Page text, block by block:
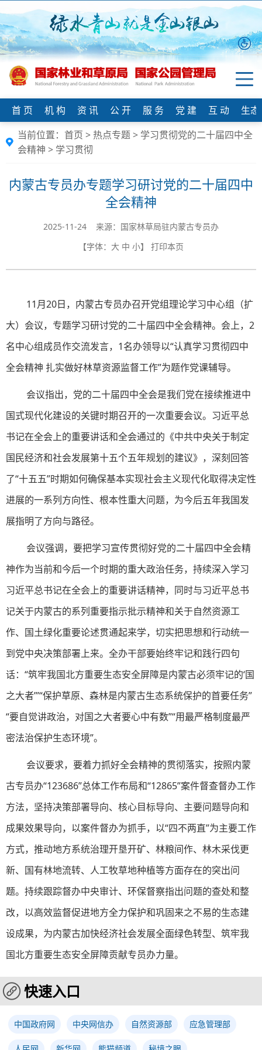
首 页 机 构 资 讯 公 开 服 务 党 建 互 动
生
当前位置： 首页 > 热点专题> 学习贯彻党的二十届四中全
会精神 > 学习贯彻
内蒙古专员办专题学习研讨党的二十届四中
全会精神
2025-11-24 来源：国家林草局驻内蒙古专员办
【字体： 大 中 小】 打印本页
11月20日，内蒙古专员办召开党组理论学习中心组（扩
大）会议，专题学习研讨党的二十届四中全会精神。会上，2
名中心组成员作交流发言，1名办领导以“认真学习贯彻四中
全会精神 扎实做好林草资源监督工作”为题作党课辅导。
会议指出，党的二十届四中全会是我们党在接续推进中
国式现代化建设的关键时期召开的一次重要会议。习近平总
书记在全会上的重要讲话和全会通过的《中共中央关于制定
国民经济和社会发展第十五个五年规划的建议》，深刻回答
了“十五五”时期如何确保基本实现社会主义现代化取得决定性
进展的一系列方向性、根本性重大问题，为今后五年我国发
展指明了方向与路径。
会议强调，要把学习宣传贯彻好党的二十届四中全会精
神作为当前和今后一个时期的重大政治任务，持续深入学习
习近平总书记在全会上的重要讲话精神，同时与习近平总书
记关于内蒙古的系列重要指示批示精神和关于自然资源工
作、国土绿化重要论述贯通起来学，切实把思想和行动统一
到党中央决策部署上来。全办干部要始终牢记和践行四句
话：“筑牢我国北方重要生态安全屏障是内蒙古必须牢记的‘国
之大者’”“保护草原、森林是内蒙古生态系统保护的首要任务”
“要自觉讲政治，对国之大者要心中有数”“用最严格制度最严
密法治保护生态环境”。
会议要求，要着力抓好全会精神的贯彻落实，按照内蒙
古专员办“123686”总体工作布局和“12865”案件督查督办工作
方法，坚持决策部署导向、核心目标导向、主要问题导向和
成果效果导向，以案件督办为抓手，以“四不两直”为主要工作
方式，推动地方系统治理开垦开矿、林粮间作、林木采伐更
新、国有林地流转、人工牧草地种植等方面存在的突出问
题。持续跟踪督办中央审计、环保督察指出问题的查处和整
改，以高效监督促进地方全力保护和巩固来之不易的生态建
设成果，为内蒙古加快经济社会发展全面绿色转型、筑牢我
国北方重要生态安全屏障贡献专员办力量。
快速入口
中国政府网 中央网信办 自然资源部 应急管理部